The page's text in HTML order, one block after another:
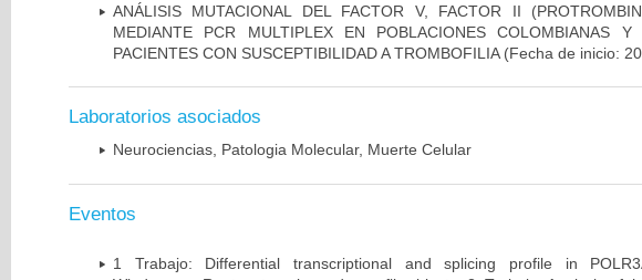
ANÁLISIS MUTACIONAL DEL FACTOR V, FACTOR II
MEDIANTE PCR MULTIPLEX EN POBLACIONES COLOMBIANAS Y
PACIENTES CON SUSCEPTIBILIDAD A TROMBOFILIA(Fecha de inicio:
Laboratorios asociados
Neurociencias, Patologia Molecular, Muerte Celular
Eventos
1 Trabajo: Differential transcriptional and splicing profile in